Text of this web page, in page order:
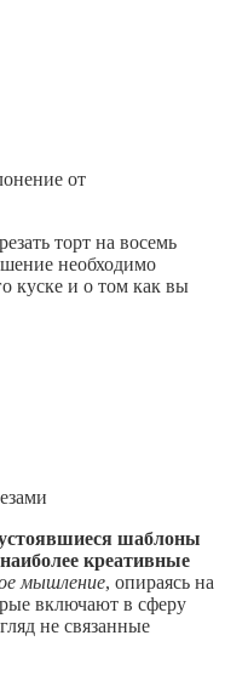
от
торт на восемь
необходимо
куске и о том как вы
шаблоны
креативные
мышление, опираясь на
включают в сферу
не связанные